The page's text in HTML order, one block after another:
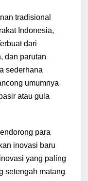
tradisional
Indonesia,
dari
dan parutan
sederhana
umumnya
atau gula
para
inovasi baru
yang paling
setengah matang